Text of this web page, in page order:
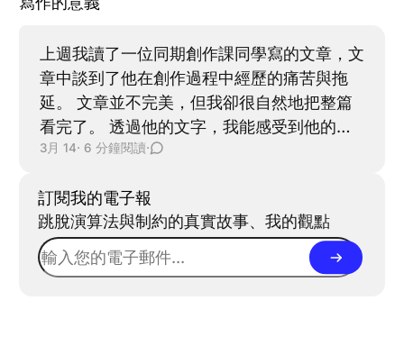
心理側寫的機會，說不定還能累積一些寫作素
材。
覺得自己快要 burnout 了。 Wait...我不是才
能維持久一點。 更讓我在意的是，出發前那
種能夠穩穩坐在電腦前、持續推進 side
project 的專注狀態，也消失殆盡。 我想起剛
開始開發 Peak Pals
並學習怎麼讓產品被看見（Manager
mode）[1] [2]。 在我原本的生活中，我常常
像在拋接雜耍球一樣，同時在 4 ~ 5 個任務之
間維持動態平衡。這些任務可能包括 Side
project 開發、技術調研、職涯精進、閱讀與
面向都是我生命中的核心支柱，所以每個都想
鞏固；但另一方面，也有一部分不是出於理性
判斷，是身體被這種任務切換時的新鮮感牽著
走，像開很多瀏覽器分頁一樣，誤把多巴胺假
上週我讀了一位同期創作課同學寫的文章，文
章中談到了他在創作過程中經歷的痛苦與拖
延。 文章並不完美，但我卻很自然地把整篇
看完了。 透過他的文字，我能感受到他的掙
扎，也能看見他所看見的世界。我當下看的感
漓盡致了讓我察覺不出來。) 也正是這樣的文
字，讓我願意停下來，把時間交給他。 這不
禁讓我思考：到底是什麼樣的文章，能夠真正
收下我的時間與注意力？ 思考後我第一個念
3月 14· 6 分鐘閱讀·
訂閱我的電子報
跳脫演算法與制約的真實故事、我的觀點